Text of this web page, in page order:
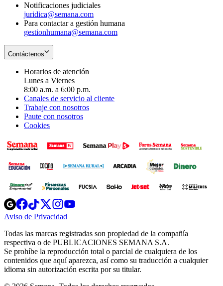
Notificaciones judiciales
juridica@semana.com
Para contactar a gestión humana
gestionhumana@semana.com
Contáctenos
Horarios de atención
Lunes a Viernes
8:00 a.m. a 6:00 p.m.
Canales de servicio al cliente
Trabaje con nosotros
Paute con nosotros
Cookies
Opens
in
new
Opens
in
new
Opens
in
new
window
Opens
new
windowwindow
Aviso de Privacidad
new
window
Todas las marcas registradas son propiedad de la compañía
respectiva o de PUBLICACIONES SEMANA S.A.
Se prohíbe la reproducción total o parcial de cualquiera de los
contenidos que aquí aparezca, así como su traducción a cualquier
idioma sin autorización escrita por su titular.